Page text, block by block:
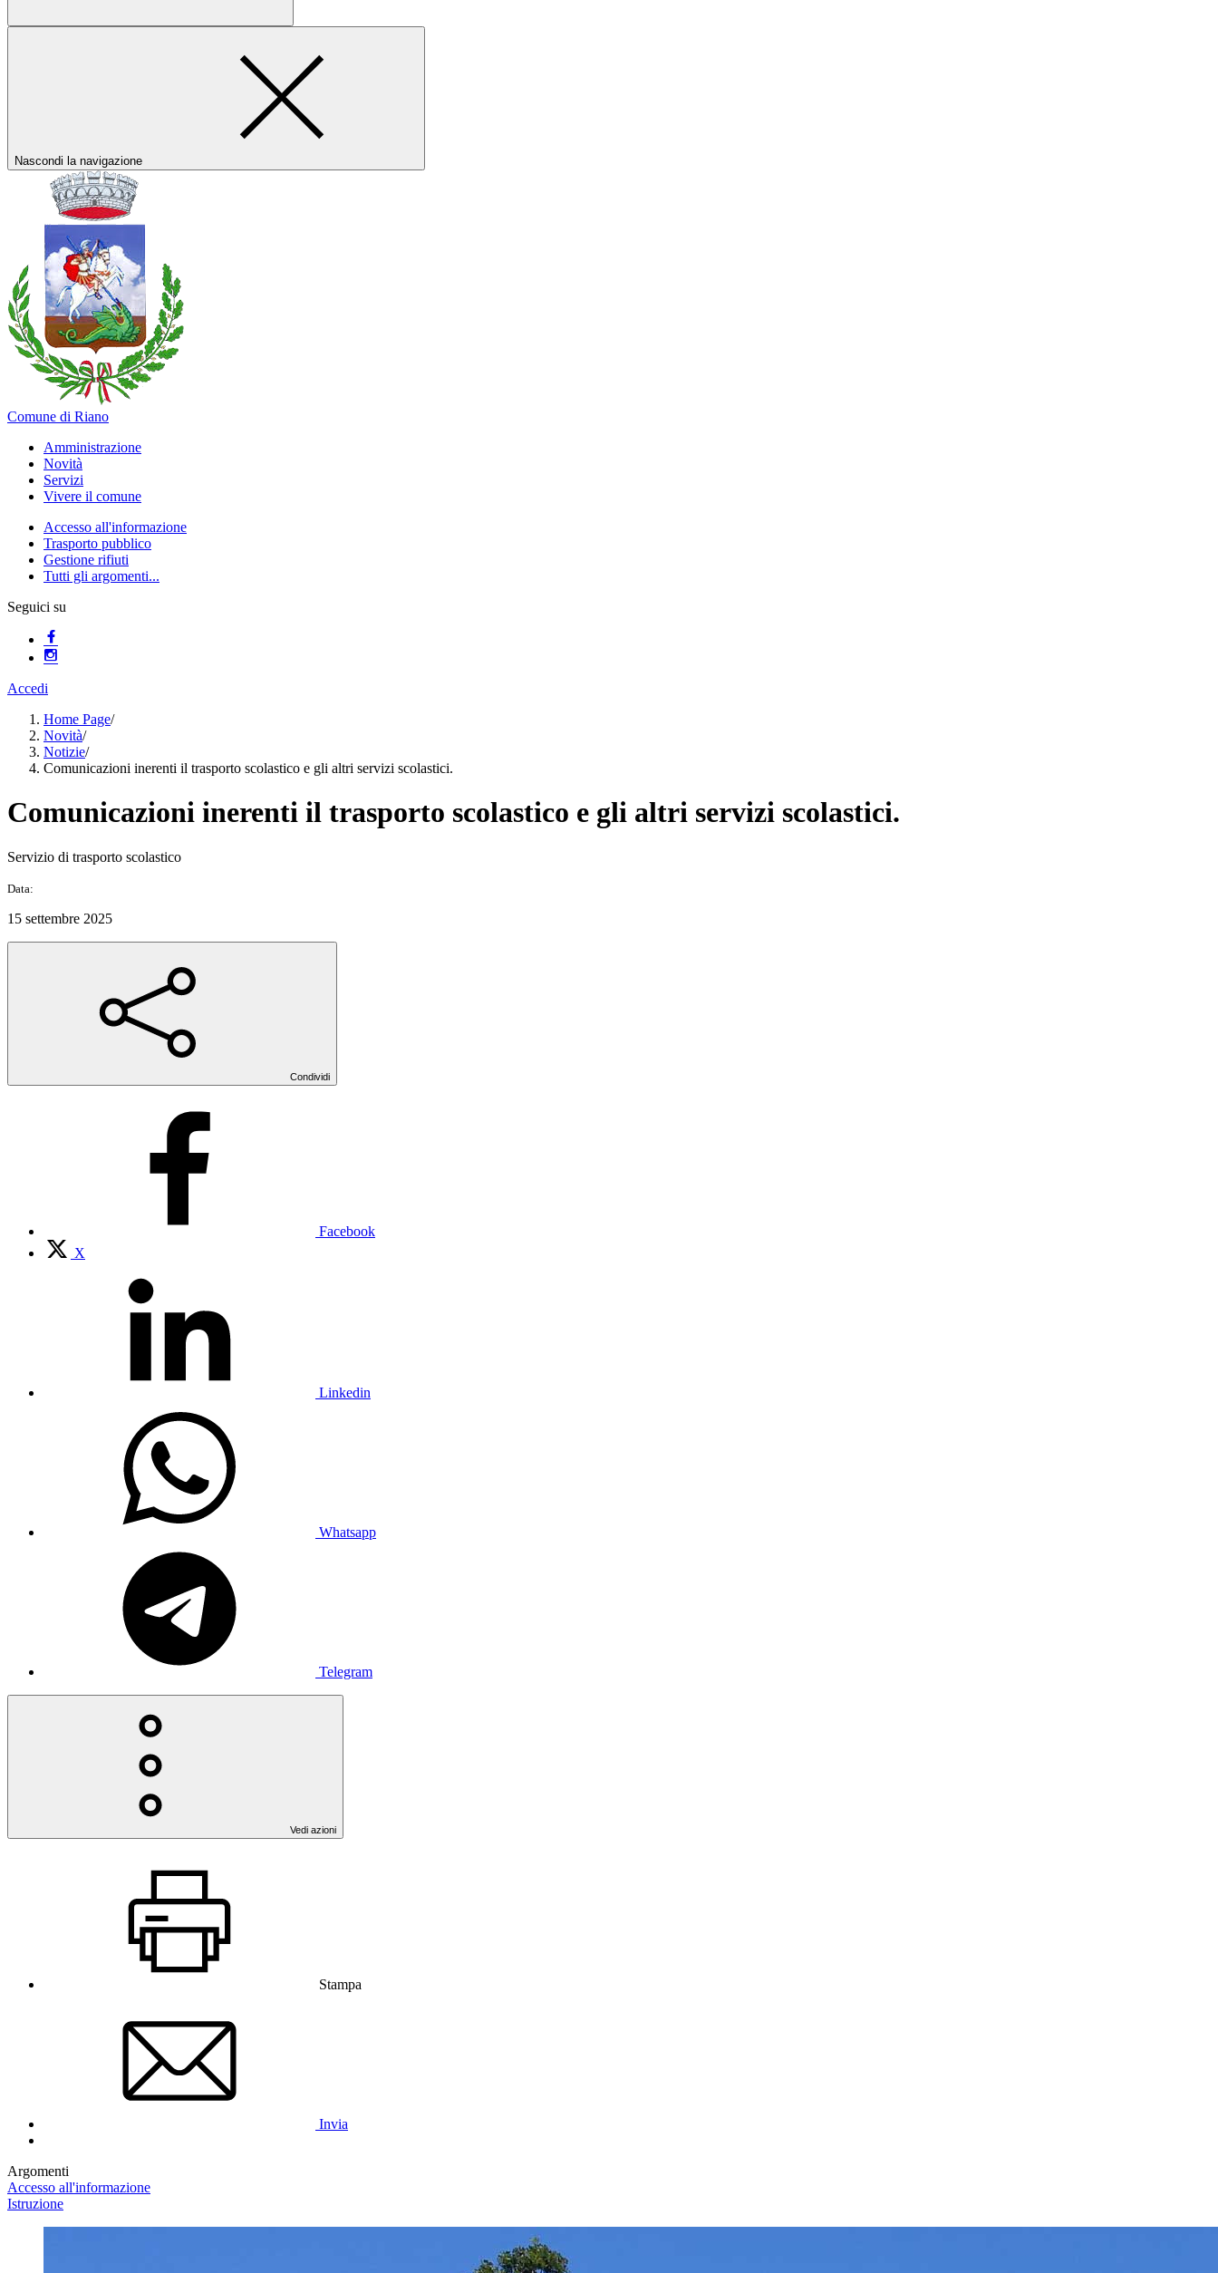
Nascondi la navigazione
Comune di Riano
Amministrazione
Novità
Servizi
Vivere il comune
Accesso all'informazione
Trasporto pubblico
Gestione rifiuti
Tutti gli argomenti...
Seguici su
Accedi
Home Page/
Novità/
Notizie/
Comunicazioni inerenti il trasporto scolastico e gli altri servizi scolastici.
Comunicazioni inerenti il trasporto scolastico e gli altri servizi scolastici.
Servizio di trasporto scolastico
Data:
15 settembre 2025
Condividi
Facebook
X
Linkedin
Whatsapp
Telegram
Vedi azioni
Stampa
Invia
Argomenti
Accesso all'informazione
Istruzione